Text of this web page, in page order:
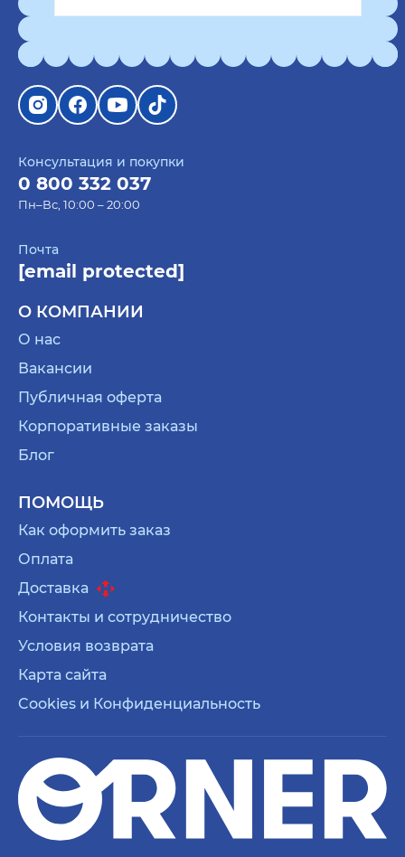
Консультация и покупки
0 800 332 037
Пн–Вс, 10:00 – 20:00
Почта
[email protected]
О КОМПАНИИ
О нас
Вакансии
Публичная оферта
Корпоративные заказы
Блог
ПОМОЩЬ
Как оформить заказ
Оплата
Доставка
Контакты и сотрудничество
Условия возврата
Карта сайта
Cookies и Конфиденциальность